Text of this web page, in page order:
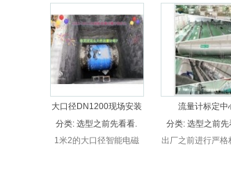
何？东莞某企业2015年
多我司购买一台DN250
智能电磁流量计，作为车
间污水处理测量。累计流
量达到310多万立方
(3197331)。用了8年
看这质量还能再用十年。
方水的仪表长啥样
传感器和显示仪表
努力工作啊这几年
都有蓝标。还能通
方校验单位校验通
一年都能依然稳定
验。这表质量是真
大口径DN1200现场安装
分类: 选型之前先看看.
1米2的大口径智能电磁
流量计标定中
分类: 选型之前先
出厂之前进行严格